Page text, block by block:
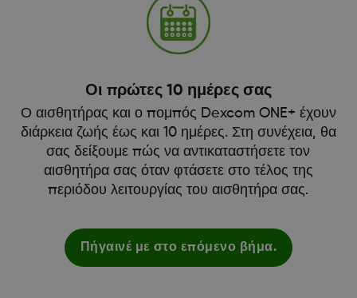
Οι πρώτες 10 ημέρες σας
Ο αισθητήρας και ο πομπός Dexcom ONE+ έχουν
διάρκεια ζωής έως και 10 ημέρες. Στη συνέχεια, θα
σας δείξουμε πώς να αντικαταστήσετε τον
αισθητήρα σας όταν φτάσετε στο τέλος της
περιόδου λειτουργίας του αισθητήρα σας.
Πήγαινέ με στο επόμενο βήμα.